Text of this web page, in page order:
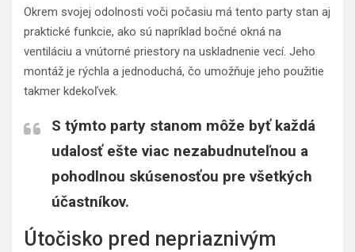
Okrem svojej odolnosti voči počasiu má tento party stan aj
praktické funkcie, ako sú napríklad bočné okná na
ventiláciu a vnútorné priestory na uskladnenie vecí. Jeho
montáž je rýchla a jednoduchá, čo umožňuje jeho použitie
takmer kdekoľvek.
S týmto party stanom môže byť každá
udalosť ešte viac nezabudnuteľnou a
pohodlnou skúsenosťou pre všetkých
účastníkov.
Útočisko pred nepriaznivým